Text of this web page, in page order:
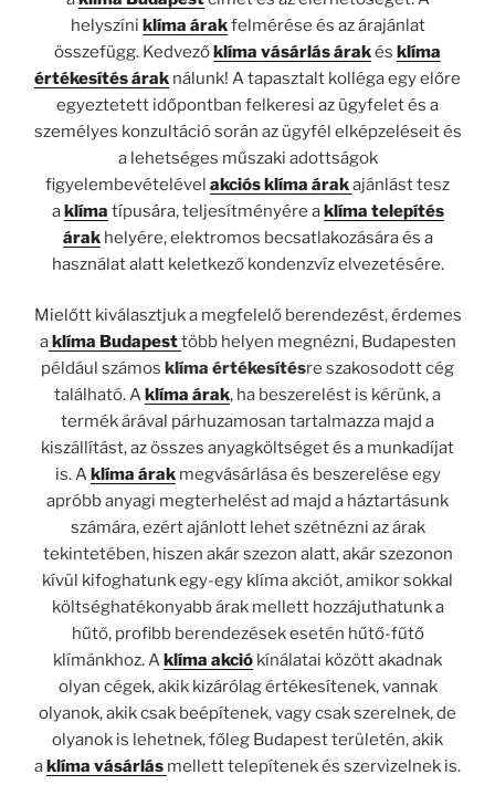
helyszíni klíma árakfelmérése és az árajánlat
összefügg. Kedvezőklíma vásárlás árakés klíma
értékesítés árak nálunk! A tapasztalt kolléga egy előre
egyeztetett időpontban felkeresi az ügyfelet és a
személyes konzultáció során az ügyfél elképzeléseit és
a lehetséges műszaki adottságok
figyelembevételével akciós klíma árakajánlást tesz
aklíma típusára, teljesítményére aklíma telepítés
árakhelyére, elektromos becsatlakozására és a
használat alatt keletkező kondenzvíz elvezetésére.
Mielőtt kiválasztjuk a megfelelő berendezést, érdemes
aklíma Budapesttöbb helyen megnézni, Budapesten
például számos klíma értékesítésre szakosodott cég
található. A klíma árak, ha beszerelést is kérünk, a
termék árával párhuzamosan tartalmazza majd a
kiszállítást, az összes anyagköltséget és a munkadíjat
is. A klíma árakmegvásárlása és beszerelése egy
apróbb anyagi megterhelést ad majd a háztartásunk
számára, ezért ajánlott lehet szétnézni az árak
tekintetében, hiszen akár szezon alatt, akár szezonon
kívül kifoghatunk egy-egy klíma akciót, amikor sokkal
költséghatékonyabb árak mellett hozzájuthatunk a
hűtő, profibb berendezések esetén hűtő-fűtő
klímánkhoz. A klíma akció kínálatai között akadnak
olyan cégek, akik kizárólag értékesítenek, vannak
olyanok, akik csak beépítenek, vagy csak szerelnek, de
olyanok is lehetnek, főleg Budapest területén, akik
a klíma vásárlás mellett telepítenek és szervizelnek is.